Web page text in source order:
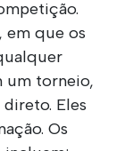
em que os
um torneio,
Eles
Os